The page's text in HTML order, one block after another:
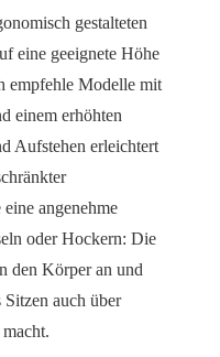
gestalteten
eine geeignete Höhe
empfehle Modelle mit
einem erhöhten
Aufstehen erleichtert
angenehme
oder Hockern: Die
den Körper an und
auch über